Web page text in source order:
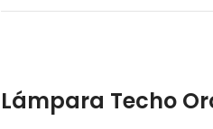
Lámpara Techo